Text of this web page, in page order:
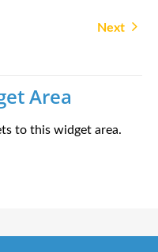
Next
Area
to this widget area.